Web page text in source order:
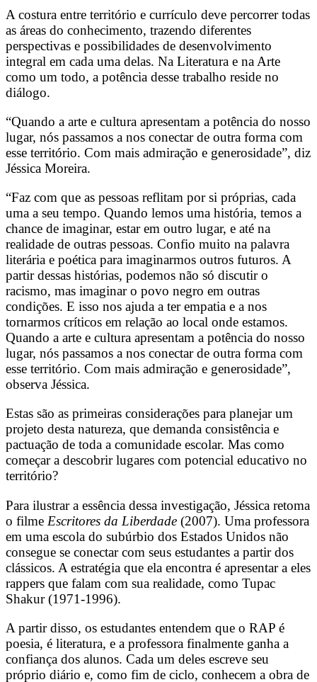
A costura entre território e currículo deve percorrer todas
as áreas do conhecimento, trazendo diferentes
perspectivas e possibilidades de desenvolvimento
integral em cada uma delas. Na Literatura e na Arte
como um todo, a potência desse trabalho reside no
diálogo.
“Quando a arte e cultura apresentam a potência do nosso
lugar, nós passamos a nos conectar de outra forma com
esse território. Com mais admiração e generosidade”, diz
Jéssica Moreira.
“Faz com que as pessoas reflitam por si próprias, cada
uma a seu tempo. Quando lemos uma história, temos a
chance de imaginar, estar em outro lugar, e até na
realidade de outras pessoas. Confio muito na palavra
literária e poética para imaginarmos outros futuros. A
partir dessas histórias, podemos não só discutir o
racismo, mas imaginar o povo negro em outras
condições. E isso nos ajuda a ter empatia e a nos
tornarmos críticos em relação ao local onde estamos.
Quando a arte e cultura apresentam a potência do nosso
lugar, nós passamos a nos conectar de outra forma com
esse território. Com mais admiração e generosidade”,
observa Jéssica.
Estas são as primeiras considerações para planejar um
projeto desta natureza, que demanda consistência e
pactuação de toda a comunidade escolar. Mas como
começar a descobrir lugares com potencial educativo no
território?
Para ilustrar a essência dessa investigação, Jéssica retoma
o filme Escritores da Liberdade (2007). Uma professora
em uma escola do subúrbio dos Estados Unidos não
consegue se conectar com seus estudantes a partir dos
clássicos. A estratégia que ela encontra é apresentar a eles
rappers que falam com sua realidade, como Tupac
Shakur (1971-1996).
A partir disso, os estudantes entendem que o RAP é
poesia, é literatura, e a professora finalmente ganha a
confiança dos alunos. Cada um deles escreve seu
próprio diário e, como fim de ciclo, conhecem a obra de